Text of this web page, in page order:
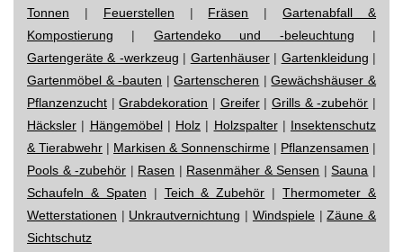
Tonnen | Feuerstellen | Fräsen |Gartenabfall &
Kompostierung | Gartendeko und -beleuchtung |
Gartengeräte & -werkzeug | Gartenhäuser| Gartenkleidung |
Gartenmöbel & -bauten |Gartenscheren |Gewächshäuser &
Pflanzenzucht |Grabdekoration | Greifer|Grills & -zubehör |
Häcksler | Hängemöbel| Holz | Holzspalter| Insektenschutz
& Tierabwehr | Markisen & Sonnenschirme | Pflanzensamen |
Pools & -zubehör | Rasen | Rasenmäher & Sensen |Sauna |
Schaufeln & Spaten | Teich & Zubehör |Thermometer &
Wetterstationen | Unkrautvernichtung | Windspiele|Zäune &
Sichtschutz